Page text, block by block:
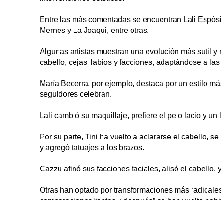
Entre las más comentadas se encuentran Lali
Mernes y La Joaqui, entre otras.
Algunas artistas muestran una evolución más sutil
cabello, cejas, labios y facciones, adaptándose a
María Becerra, por ejemplo, destaca por un estilo
seguidores celebran.
Lali cambió su maquillaje, prefiere el pelo lacio y
Por su parte, Tini ha vuelto a aclararse el cabello,
y agregó tatuajes a los brazos.
Cazzu afinó sus facciones faciales, alisó el cabello,
Otras han optado por transformaciones más